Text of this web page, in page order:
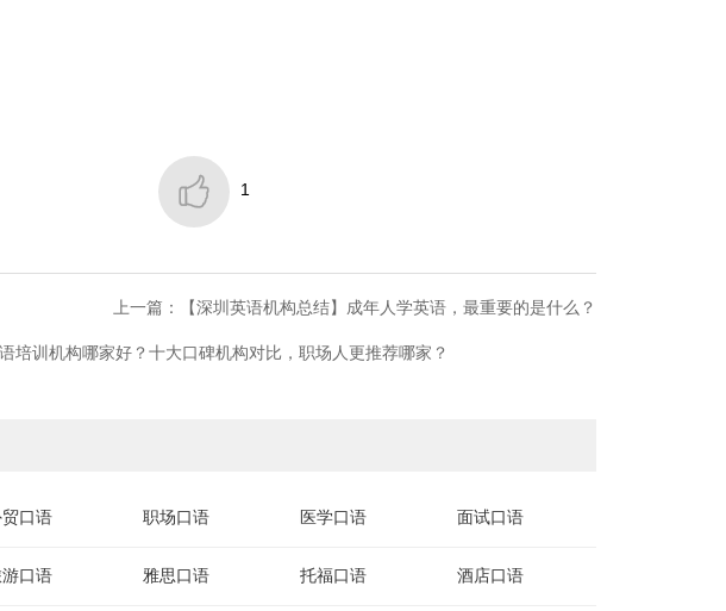
 1
上一篇：【深圳英语机构总结】成年人学英语，最重要的是什么？
培训机构哪家好？十大口碑机构对比，职场人更推荐哪家？
口语 职场口语 医学口语 面试口语
口语 雅思口语 托福口语 酒店口语